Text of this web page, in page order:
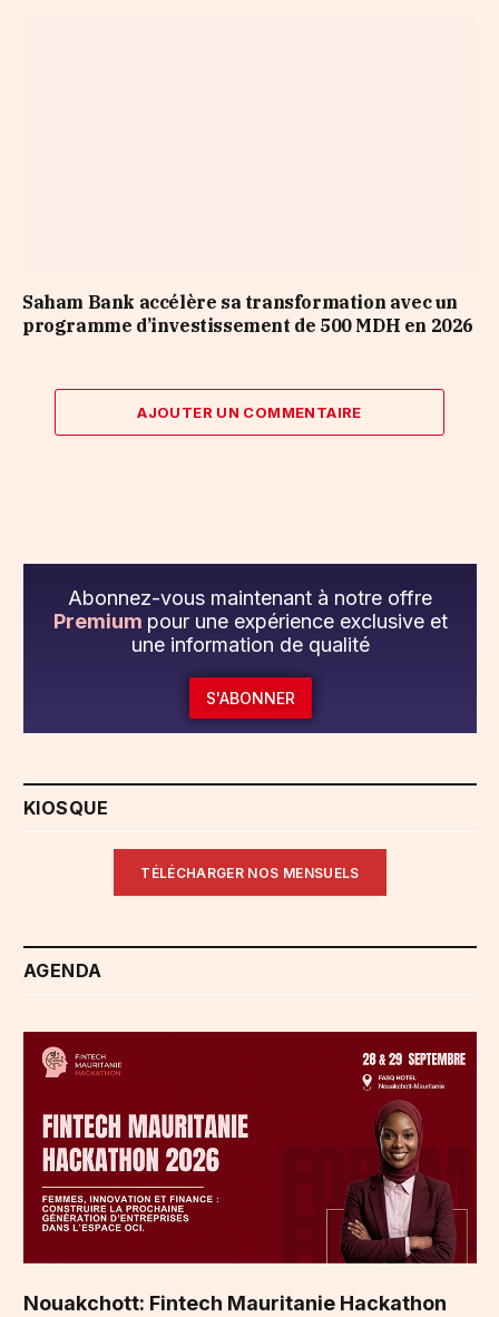
Saham Bank accélère sa transformation avec un
programme d’investissement de 500 MDH en 2026
AJOUTER UN COMMENTAIRE
Abonnez-vous maintenant à notre offre
Premium pour une expérience exclusive et
une information de qualité
S'ABONNER
KIOSQUE
TÉLÉCHARGER NOS MENSUELS
AGENDA
Nouakchott: Fintech Mauritanie Hackathon